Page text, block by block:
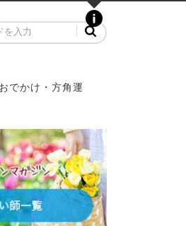
おでかけ・方角運